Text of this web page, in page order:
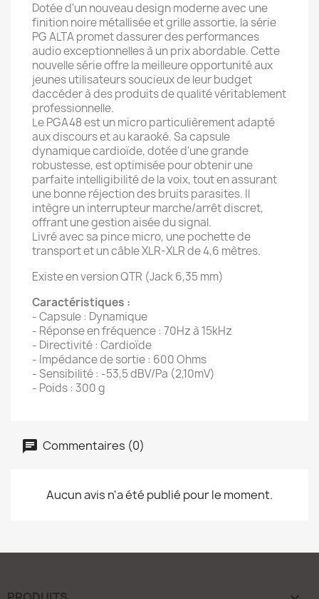
Dotée d'un nouveau design moderne avec une
finition noire métallisée et grille assortie, la série
PG ALTA promet dassurer des performances
audio exceptionnelles à un prix abordable. Cette
nouvelle série offre la meilleure opportunité aux
jeunes utilisateurs soucieux de leur budget
daccéder à des produits de qualité véritablement
professionnelle.
Le PGA48 est un micro particulièrement adapté
aux discours et au karaoké. Sa capsule
dynamique cardioïde, dotée d'une grande
robustesse, est optimisée pour obtenir une
parfaite intelligibilité de la voix, tout en assurant
une bonne réjection des bruits parasites. Il
intègre un interrupteur marche/arrêt discret,
offrant une gestion aisée du signal.
Livré avec sa pince micro, une pochette de
transport et un câble XLR-XLR de 4,6 mètres.
Existe en version QTR (Jack 6,35 mm)
Caractéristiques :
- Capsule : Dynamique
- Réponse en fréquence : 70Hz à 15kHz
- Directivité : Cardioïde
- Impédance de sortie : 600 Ohms
- Sensibilité : -53,5 dBV/Pa (2,10mV)
- Poids : 300 g
Commentaires (0)
Aucun avis n'a été publié pour le moment.